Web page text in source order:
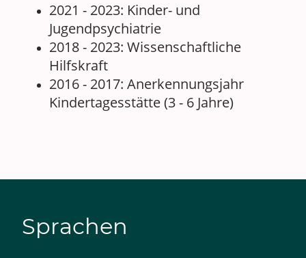
2021 - 2023: Kinder- und
Jugendpsychiatrie
2018 - 2023: Wissenschaftliche
Hilfskraft
2016 - 2017: Anerkennungsjahr
Kindertagesstätte (3 - 6 Jahre)
Sprachen